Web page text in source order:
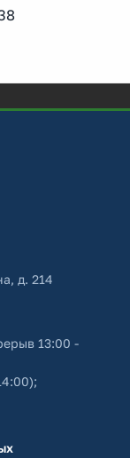
д. 214
13:00 -